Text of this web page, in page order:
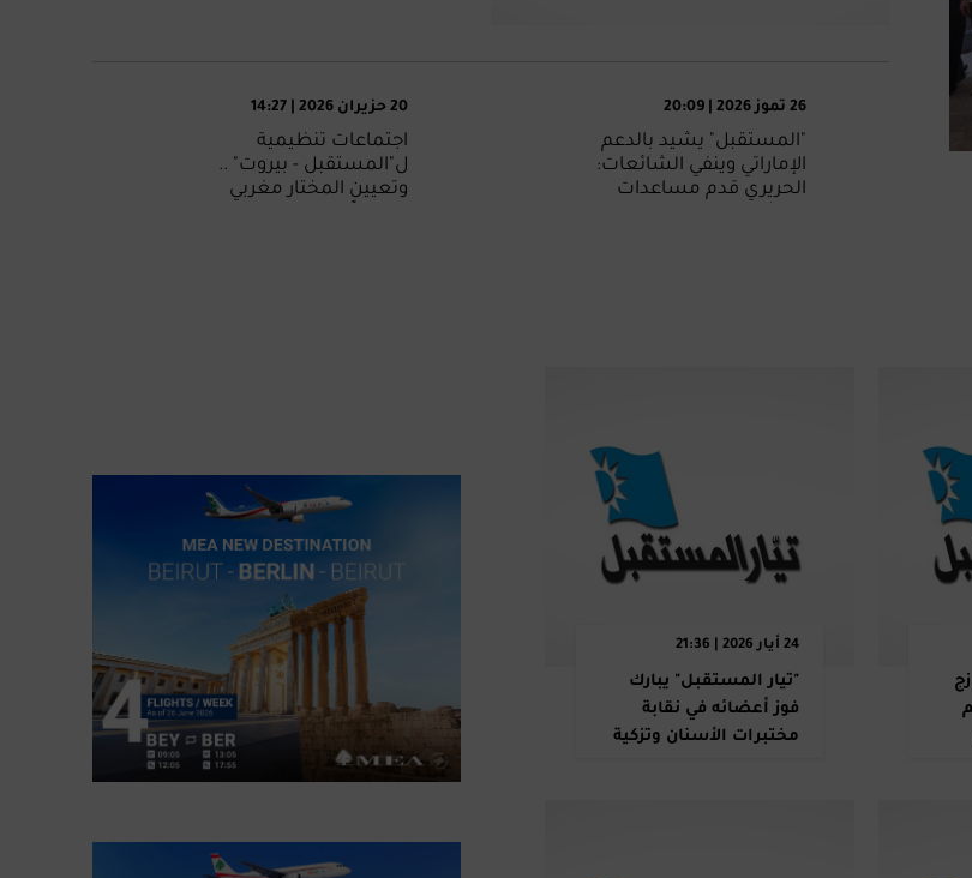
26 تموز 2026 | 20:09
"المستقبل" يشيد بالدعم
الإماراتي وينفي الشائعات:
الحريري قدم مساعدات
20 حزيران 2026 | 14:27
اجتماعات تنظيمية
ل"المستقبل - بيروت" ..
وتعيين المختار مغربي
24 أيار 2026 | 21:36
"تيار المستقبل" يبارك
فوز أعضائه في نقابة
مختبرات الأسنان وتزكية